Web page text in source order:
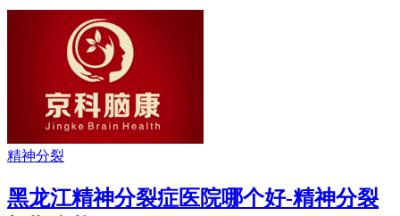
精神分裂
黑龙江精神分裂症医院哪个好-精神分裂